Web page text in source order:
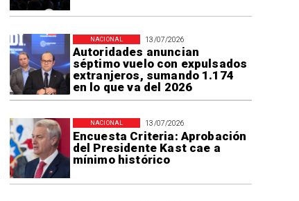
13/07/2026
Autoridades anuncian
séptimo vuelo con expulsados
extranjeros, sumando 1.174
en lo que va del 2026
NACIONAL
13/07/2026
Encuesta Criteria: Aprobación
del Presidente Kast cae a
mínimo histórico
NACIONAL